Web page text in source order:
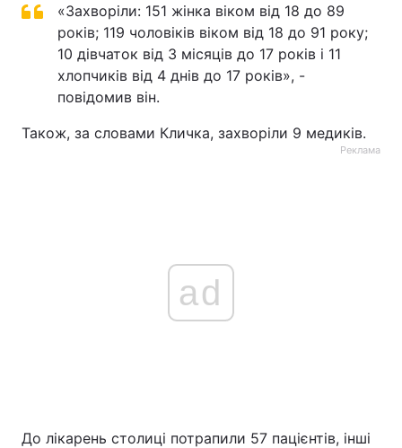
«Захворіли: 151 жінка віком від 18 до 89
років; 119 чоловіків віком від 18 до 91 року;
10 дівчаток від 3 місяців до 17 років і 11
хлопчиків від 4 днів до 17 років», -
повідомив він.
Також, за словами Кличка, захворіли 9 медиків.
Реклама
ad
До лікарень столиці потрапили 57 пацієнтів, інші